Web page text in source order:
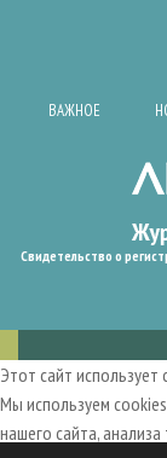
ВАЖНОЕ
Свидетельство о
Этот сайт использует
Мы используем
нашего сайта,